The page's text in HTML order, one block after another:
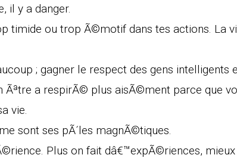
il y a danger.
timide ou trop Ã©motif dans tes actions. La
; gagner le respect des gens intelligents
Ãªtre a respirÃ© plus aisÃ©ment parce que
vie.
sont ses pÃ´les magnÃ©tiques.
Plus on fait dâ€™expÃ©riences,